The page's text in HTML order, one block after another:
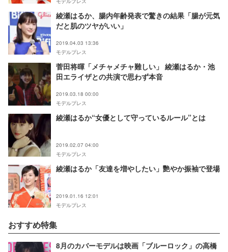
綾瀬はるか、腸内年齢発表で驚きの結果「腸が元気
だと肌のツヤがいい」
2019.04.03 13:36
モデルプレス
菅田将暉「メチャメチャ難しい」 綾瀬はるか・池
田エライザとの共演で思わず本音
2019.03.18 00:00
モデルプレス
綾瀬はるか“女優として守っているルール”とは
2019.02.07 04:00
モデルプレス
綾瀬はるか「友達を増やしたい」艷やか振袖で登場
2019.01.16 12:01
モデルプレス
おすすめ特集
8月のカバーモデルは映画「ブルーロック」の高橋